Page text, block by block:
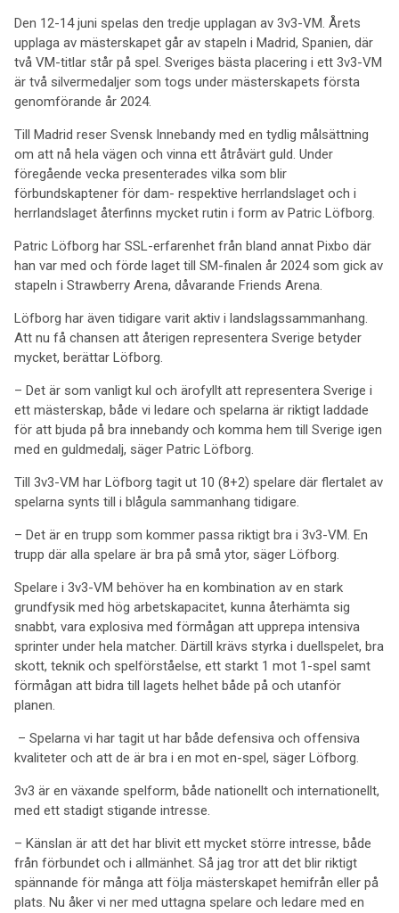
Den 12-14 juni spelas den tredje upplagan av 3v3-VM. Årets
upplaga av mästerskapet går av stapeln i Madrid, Spanien, där
två VM-titlar står på spel. Sveriges bästa placering i ett 3v3-VM
är två silvermedaljer som togs under mästerskapets första
genomförande år 2024.
Till Madrid reser Svensk Innebandy med en tydlig målsättning
om att nå hela vägen och vinna ett åtråvärt guld. Under
föregående vecka presenterades vilka som blir
förbundskaptener för dam- respektive herrlandslaget och i
herrlandslaget återfinns mycket rutin i form av Patric Löfborg.
Patric Löfborg har SSL-erfarenhet från bland annat Pixbo där
han var med och förde laget till SM-finalen år 2024 som gick av
stapeln i Strawberry Arena, dåvarande Friends Arena.
Löfborg har även tidigare varit aktiv i landslagssammanhang.
Att nu få chansen att återigen representera Sverige betyder
mycket, berättar Löfborg.
– Det är som vanligt kul och ärofyllt att representera Sverige i
ett mästerskap, både vi ledare och spelarna är riktigt laddade
för att bjuda på bra innebandy och komma hem till Sverige igen
med en guldmedalj, säger Patric Löfborg.
Till 3v3-VM har Löfborg tagit ut 10 (8+2) spelare där flertalet av
spelarna synts till i blågula sammanhang tidigare.
– Det är en trupp som kommer passa riktigt bra i 3v3-VM. En
trupp där alla spelare är bra på små ytor, säger Löfborg.
Spelare i 3v3-VM behöver ha en kombination av en stark
grundfysik med hög arbetskapacitet, kunna återhämta sig
snabbt, vara explosiva med förmågan att upprepa intensiva
sprinter under hela matcher. Därtill krävs styrka i duellspelet, bra
skott, teknik och spelförståelse, ett starkt 1 mot 1-spel samt
förmågan att bidra till lagets helhet både på och utanför
planen.
– Spelarna vi har tagit ut har både defensiva och offensiva
kvaliteter och att de är bra i en mot en-spel, säger Löfborg.
3v3 är en växande spelform, både nationellt och internationellt,
med ett stadigt stigande intresse.
– Känslan är att det har blivit ett mycket större intresse, både
från förbundet och i allmänhet. Så jag tror att det blir riktigt
spännande för många att följa mästerskapet hemifrån eller på
plats. Nu åker vi ner med uttagna spelare och ledare med en